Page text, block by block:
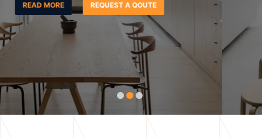
READ MORE REQUEST A QOUTE